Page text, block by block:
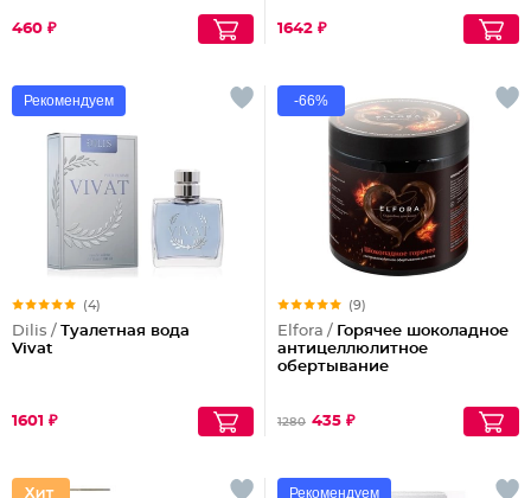
460 ₽ 1642 ₽
Рекомендуем
(4)
Dilis / Туалетная вода
Vivat
1601 ₽
-66%
(9)
Elfora / Горячее шоколадное
антицеллюлитное
обертывание
1280 435 ₽
Рекомендуем